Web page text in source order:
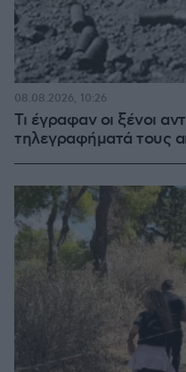
Τι έγραφαν οι ξένοι
τηλεγραφήματά τους
08.08.2026, 10:26